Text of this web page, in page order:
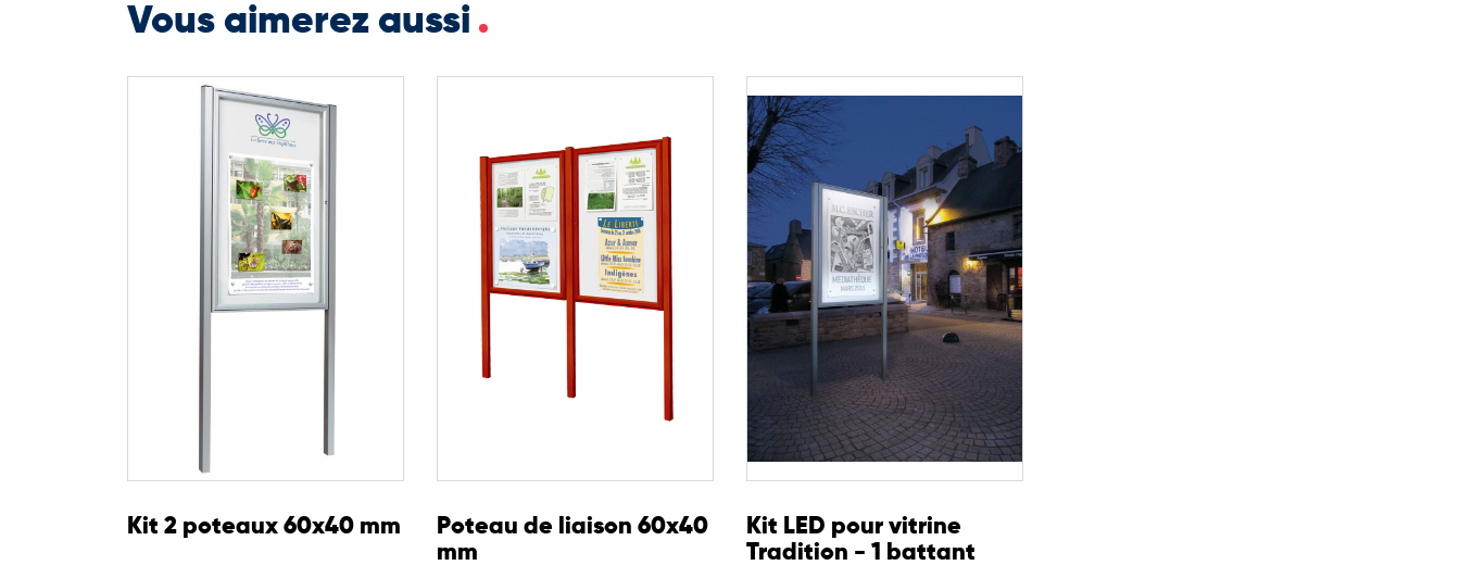
La vitrine d’affichage extérieur tradition est disponible dans plusieurs dimensions afin de répondre à tous les
besoins de communication des collectivités et professionnels. Chaque modèle offre une surface d’affichage
optimisée pour garantir une excellente lisibilité des informations affichées. Disponible en finition anodisé
argent pour une livraison rapide, cette vitrine d’affichage extérieur peut également être personnalisée avec une
couleur spécifique sur commande. Fabriquée en France, elle constitue une solution durable et professionnelle
pour l’affichage public et institutionnel.
2 feuilles A4 : H. 400 × L. 550 mm – Poids 5 kg
4 feuilles A4 : H. 750 × L. 550 mm – Poids 8 kg
6 feuilles A4 : H. 750 × L. 750 mm – Poids 9 kg
Coloris personnalisés sur commande
Fabrication française gage de qualité et de durabilité
Vous aimerez aussi
Kit 2 poteaux 60x40 mm
Poteau de liaison 60x40
mm
Kit LED pour vitrine
Tradition - 1 battant